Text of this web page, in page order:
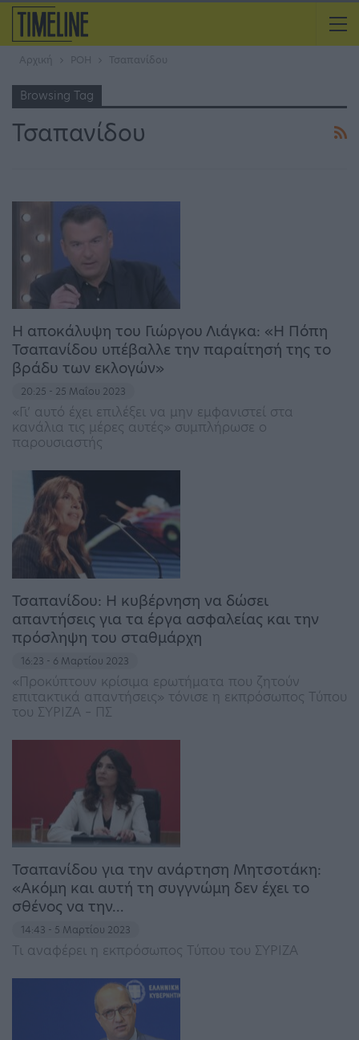
Αρχική ΡΟΗ Τσαπανίδου
Browsing Tag
Τσαπανίδου
Η αποκάλυψη του Γιώργου Λιάγκα: «Η Πόπη
Τσαπανίδου υπέβαλλε την παραίτησή της το
βράδυ των εκλογών»
20:25 - 25 Μαΐου 2023
«Γι’ αυτό έχει επιλέξει να μην εμφανιστεί στα
κανάλια τις μέρες αυτές» συμπλήρωσε ο
παρουσιαστής
Τσαπανίδου: Η κυβέρνηση να δώσει
απαντήσεις για τα έργα ασφαλείας και την
πρόσληψη του σταθμάρχη
16:23 - 6 Μαρτίου 2023
«Προκύπτουν κρίσιμα ερωτήματα που ζητούν
επιτακτικά απαντήσεις» τόνισε η εκπρόσωπος Τύπου
του ΣΥΡΙΖΑ – ΠΣ
Τσαπανίδου για την ανάρτηση Μητσοτάκη:
«Ακόμη και αυτή τη συγγνώμη δεν έχει το
σθένος να την…
14:43 - 5 Μαρτίου 2023
Τι αναφέρει η εκπρόσωπος Τύπου του ΣΥΡΙΖΑ